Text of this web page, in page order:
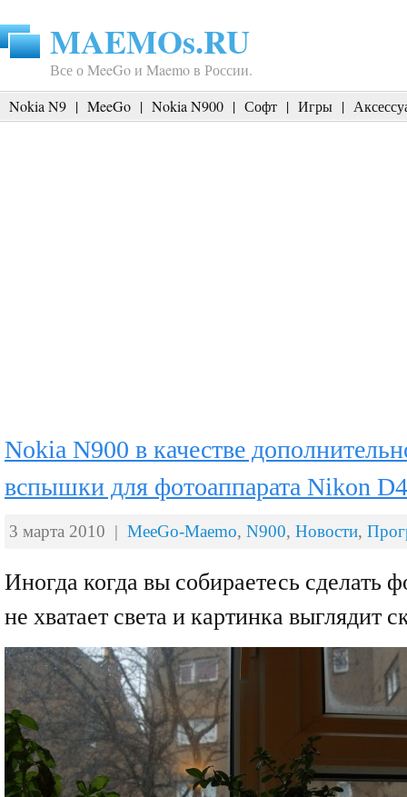
MAEMOs.RU
Все о MeeGo и Maemo в России.
Nokia N9 | MeeGo | Nokia N900 | Софт | Игры |
Nokia N900 в качестве
вспышки для фотоаппарата Nikon
3 марта 2010 | MeeGo-Maemo, N900, Новости,
Иногда когда вы собираетесь сделать
не хватает света и картинка выглядит